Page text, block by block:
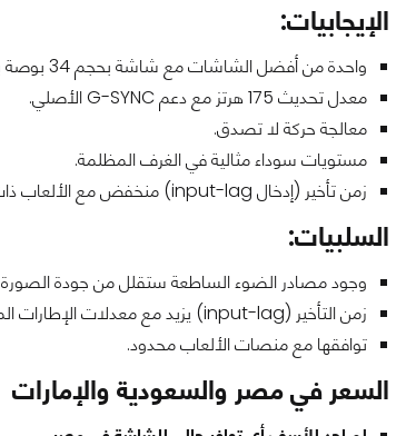
الإيجابيات:
واحدة من أفضل الشاشات مع شاشة بحجم 34 بوصة بنسبة عرض إلى ارتفاع تبلغ 21: 9.
معدل تحديث 175 هرتز مع دعم G-SYNC الأصلي.
معالجة حركة لا تصدق.
مستويات سوداء مثالية في الغرف المظلمة.
زمن تأخير (إدخال input-lag) منخفض مع الألعاب ذات معدل الإطارات المرتفع.
السلبيات:
وجود مصادر الضوء الساطعة ستقلل من جودة الصورة
زمن التأخير (input-lag) يزيد مع معدلات الإطارات المنخفضة 60fps.
توافقها مع منصات الألعاب محدود.
السعر في مصر والسعودية والإمارات